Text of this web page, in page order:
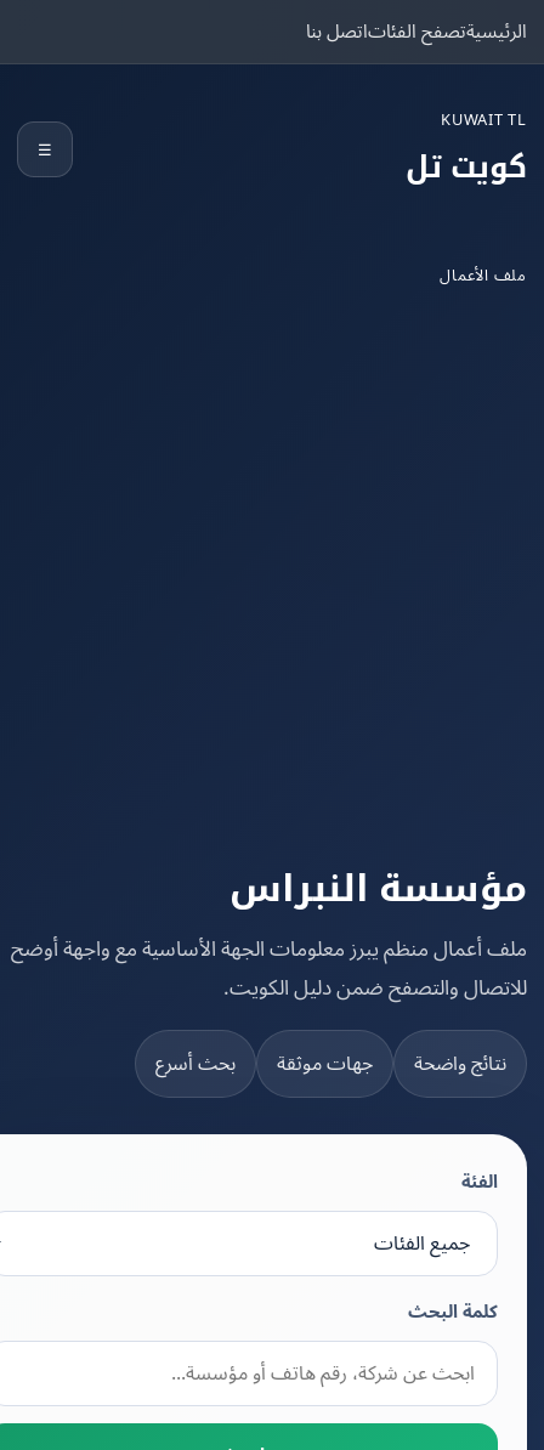
تصفح الفئاتاتصل بنا
تل
النبراس
منظم يبرز معلومات الجهة الأساسية مع واجهة أوضح
والتصفح ضمن دليل الكويت.
واضحة جهات موثقة بحث أسرع
كلمة البحث